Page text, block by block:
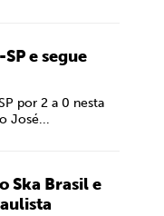
e segue
por 2 a 0 nesta
José...
Ska Brasil e